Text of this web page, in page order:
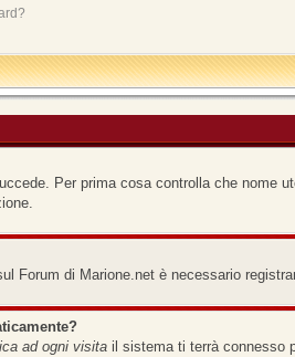
Per prima cosa controlla che nome
Forum di Marione.net è necessario
ad ogni visita il sistema ti terrà connesso